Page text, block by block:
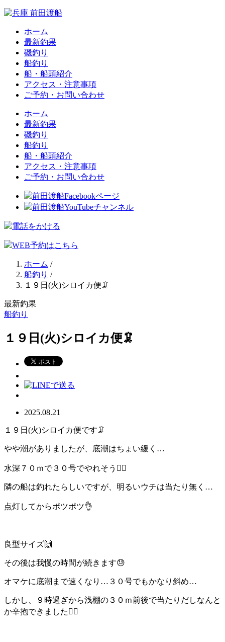
ホーム
最新釣果
磯釣り
船釣り
船・船頭紹介
アクセス・注意事項
ご予約・お問い合わせ
ホーム
最新釣果
磯釣り
船釣り
船・船頭紹介
アクセス・注意事項
ご予約・お問い合わせ
前田渡船Facebookページ
前田渡船YouTubeチャンネル
電話をかける
WEB予約はこちら
ホーム /
船釣り /
１９日(火)シロイカ便🦑
最新釣果
船釣り
１９日(火)シロイカ便🦑
2025.08.21
１９日(火)シロイカ便です🦑
やや潮がありましたが、底潮はちょい緩く…
水深７０ｍで３０号でやれそう🙆‍♂️
隣の船は釣れたらしいですが、明るいウチは当たり無く…
点灯してからポツポツ👌
良型サイズ🙌
その後は我慢の時間が続きます😓
オマケに底潮まで速くなり…３０号でもかなり斜め…
しかし、９時過ぎから浅棚の３０ｍ前後で当たりだしなんと
か辛抱できました🙆‍♂️